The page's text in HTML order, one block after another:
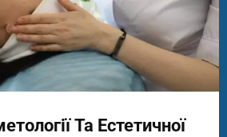
Та Естетичної